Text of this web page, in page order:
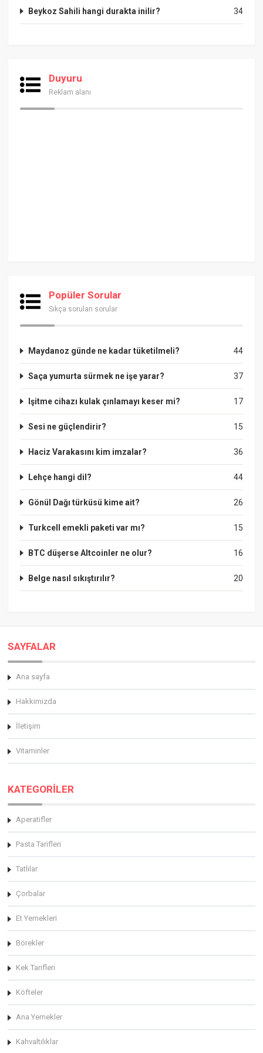
34
Beykoz Sahili hangi durakta inilir?
Duyuru
Reklam alanı
Popüler Sorular
Sıkça sorulan sorular
44
Maydanoz günde ne kadar tüketilmeli?
37
Saça yumurta sürmek ne işe yarar?
17
Işitme cihazı kulak çınlamayı keser mi?
15
Sesi ne güçlendirir?
36
Haciz Varakasını kim imzalar?
44
Lehçe hangi dil?
26
Gönül Dağı türküsü kime ait?
15
Turkcell emekli paketi var mı?
16
BTC düşerse Altcoinler ne olur?
20
Belge nasıl sıkıştırılır?
SAYFALAR
Ana sayfa
Hakkimizda
İletişim
Vitaminler
KATEGORİLER
Aperatifler
Pasta Tarifleri
Tatlılar
Çorbalar
Et Yemekleri
Börekler
Kek Tarifleri
Köfteler
Ana Yemekler
Kahvaltılıklar